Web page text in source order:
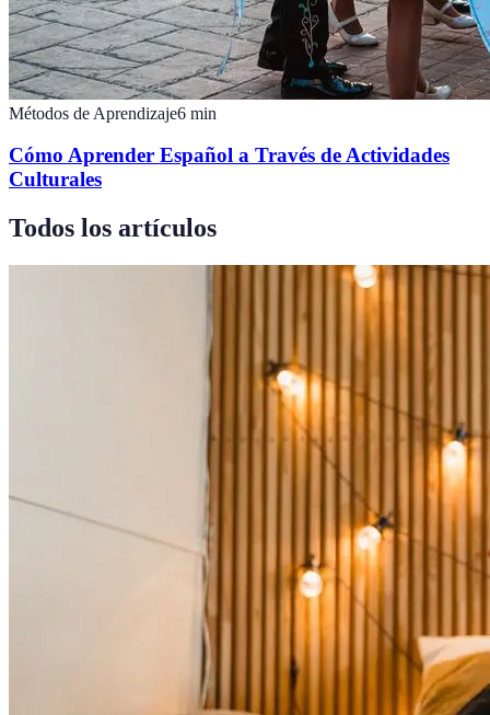
Métodos de Aprendizaje6 min
Cómo Aprender Español a Través de Actividades
Culturales
Todos los artículos